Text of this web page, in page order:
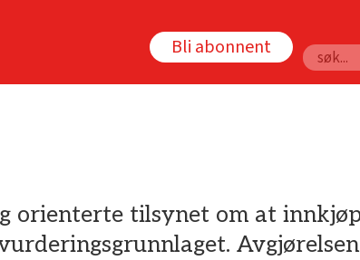
Bli abonnent
Søk
orienterte tilsynet om at